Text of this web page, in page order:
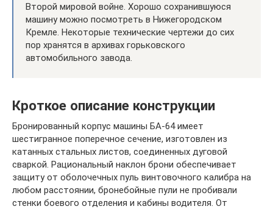
Второй мировой войне. Хорошо сохранившуюся
машину можно посмотреть в Нижегородском
Кремле. Некоторые технические чертежи до сих
пор хранятся в архивах горьковского
автомобильного завода.
Кроткое описание конструкции
Бронированный корпус машины БА-64 имеет
шестигранное поперечное сечение, изготовлен из
катанных стальных листов, соединенных дуговой
сваркой. Рациональный наклон брони обеспечивает
защиту от оболочечных пуль винтовочного калибра на
любом расстоянии, бронебойные пули не пробивали
стенки боевого отделения и кабины водителя. От